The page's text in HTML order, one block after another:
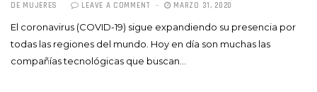
DE MUJERES LEAVE A COMMENT MARZO 31, 2020
El coronavirus (COVID-19) sigue expandiendo su presencia por
todas las regiones del mundo. Hoy en día son muchas las
compañías tecnológicas que buscan…